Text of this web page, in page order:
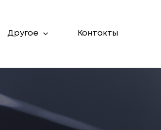
Другое Контакты